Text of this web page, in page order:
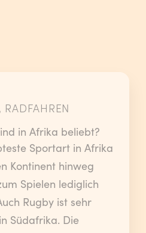
in Afrika beliebt?
Sportart in Afrika
Kontinent hinweg
Spielen lediglich
Rugby ist sehr
Südafrika. Die